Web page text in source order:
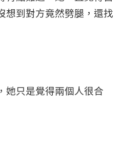
想到對方竟然劈腿，還找
她只是覺得兩個人很合